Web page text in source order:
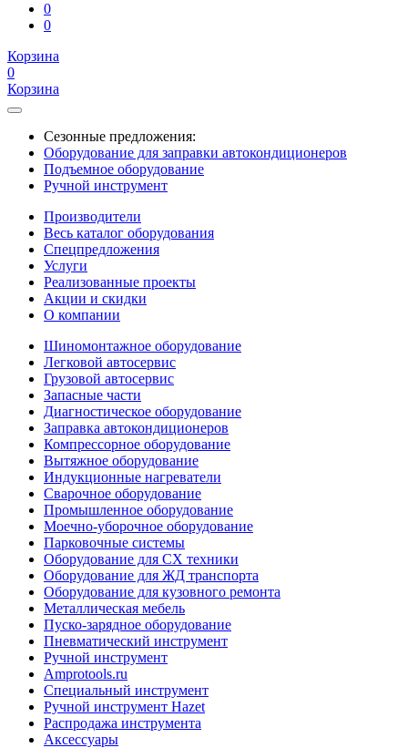
0
0
Корзина
0
Корзина
Сезонные предложения:
Оборудование для заправки автокондиционеров
Подъемное оборудование
Ручной инструмент
Производители
Весь каталог оборудования
Спецпредложения
Услуги
Реализованные проекты
Акции и скидки
О компании
Шиномонтажное оборудование
Легковой автосервис
Грузовой автосервис
Запасные части
Диагностическое оборудование
Заправка автокондиционеров
Компрессорное оборудование
Вытяжное оборудование
Индукционные нагреватели
Сварочное оборудование
Промышленное оборудование
Моечно-уборочное оборудование
Парковочные системы
Оборудование для СХ техники
Оборудование для ЖД транспорта
Оборудование для кузовного ремонта
Металлическая мебель
Пуско-зарядное оборудование
Пневматический инструмент
Ручной инструмент
Amprotools.ru
Специальный инструмент
Ручной инструмент Hazet
Распродажа инструмента
Аксессуары